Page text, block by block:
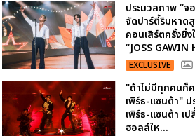
ประมวลภาพ “จ
จัดปาร์ตี้ริมหาด
คอนเสิร์ตครั้งยิ่
“JOSS GAWIN
EXCLUSIVE
"ถ้าไม่มีทุกคนก็
เพิร์ธ-แซนต้า"
เพิร์ธ-แซนต้า เ
ฮอลล์ให...